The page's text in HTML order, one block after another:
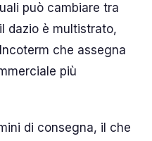
può cambiare tra
dazio è multistrato,
che assegna
più
di consegna, il che